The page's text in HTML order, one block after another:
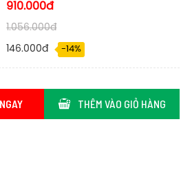
910.000đ
1.056.000đ
146.000đ -14%
THÊM VÀO GIỎ HÀNG